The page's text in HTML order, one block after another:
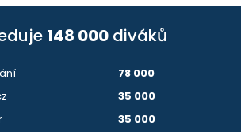
148 000 diváků
78 000
35 000
35 000